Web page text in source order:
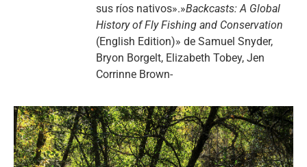
sus ríos nativos».»Backcasts: A Global
History of Fly Fishing and Conservation
(English Edition)» de Samuel Snyder,
Bryon Borgelt, Elizabeth Tobey, Jen
Corrinne Brown-